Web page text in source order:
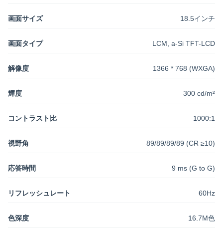
画面サイズ 18.5インチ
画面タイプ LCM, a-Si TFT-LCD
解像度 1366 * 768 (WXGA)
輝度 300 cd/m²
コントラスト比 1000:1
視野角 89/89/89/89 (CR ≥10)
応答時間 9 ms (G to G)
リフレッシュレート 60Hz
色深度 16.7M色